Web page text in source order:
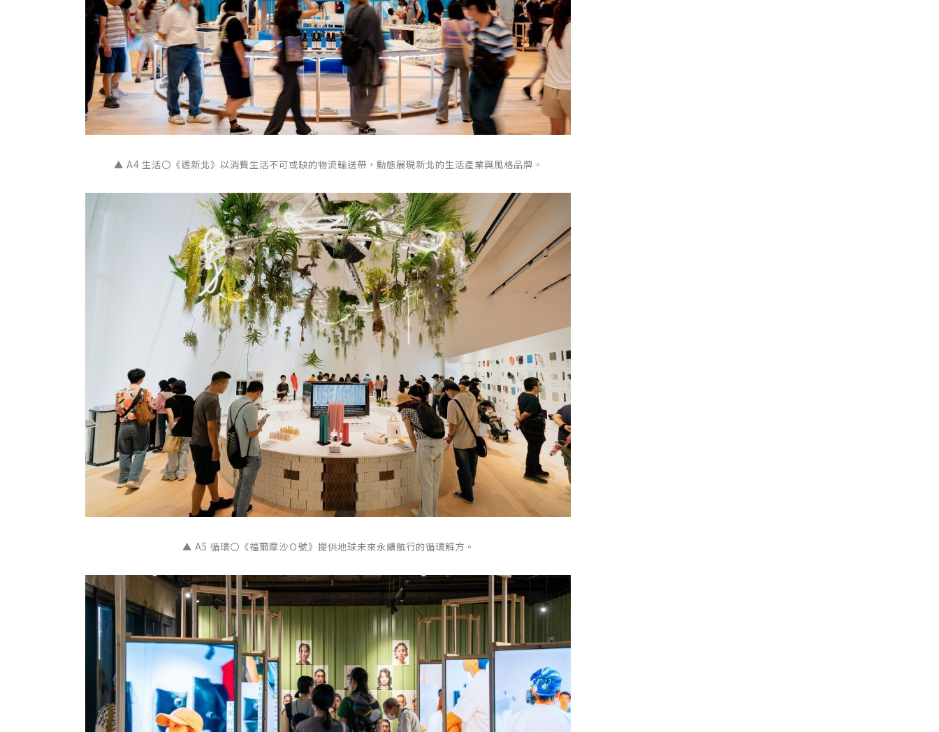
▲ A4 生活〇《透新北》以消費生活不可或缺的物流輸送帶，動態展現新北的生活產業與風格品牌。
▲ A5 循環〇《福爾摩沙Ｏ號》提供地球未來永續航行的循環解方。